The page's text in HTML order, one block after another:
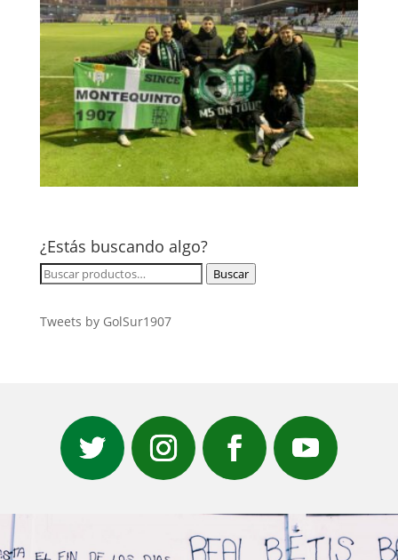
¿Estás buscando algo?
Buscar
Buscar
Tweets by GolSur1907